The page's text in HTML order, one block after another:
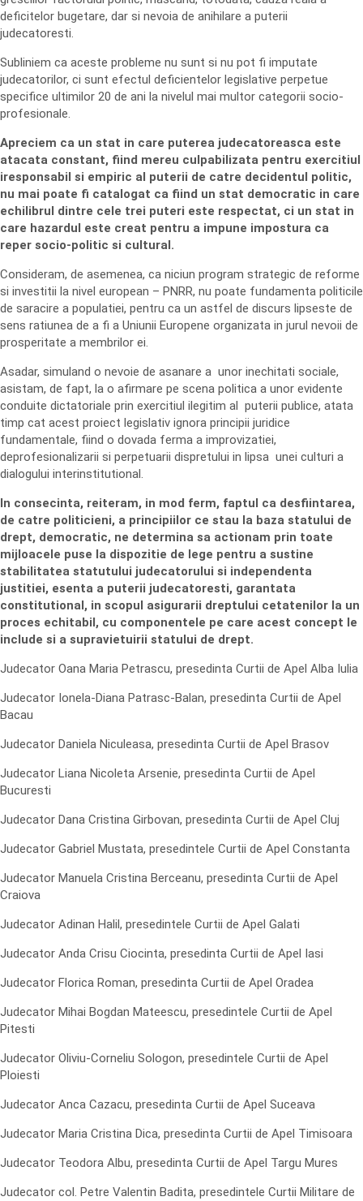
deficitelor bugetare, dar si nevoia de anihilare a puterii
judecatoresti.
Subliniem ca aceste probleme nu sunt si nu pot fi imputate
judecatorilor, ci sunt efectul deficientelor legislative perpetue
specifice ultimilor 20 de ani la nivelul mai multor categorii socio-
profesionale.
Apreciem ca un stat in care puterea judecatoreasca este
atacata constant, fiind mereu culpabilizata pentru exercitiul
iresponsabil si empiric al puterii de catre decidentul politic,
nu mai poate fi catalogat ca fiind un stat democratic in care
echilibrul dintre cele trei puteri este respectat, ci un stat in
care hazardul este creat pentru a impune impostura ca
reper socio-politic si cultural.
Consideram, de asemenea, ca niciun program strategic de reforme
si investitii la nivel european – PNRR, nu poate fundamenta politicile
de saracire a populatiei, pentru ca un astfel de discurs lipseste de
sens ratiunea de a fi a Uniunii Europene organizata in jurul nevoii de
prosperitate a membrilor ei.
Asadar, simuland o nevoie de asanare a unor inechitati sociale,
asistam, de fapt, la o afirmare pe scena politica a unor evidente
conduite dictatoriale prin exercitiul ilegitim al puterii publice, atata
timp cat acest proiect legislativ ignora principii juridice
fundamentale, fiind o dovada ferma a improvizatiei,
deprofesionalizarii si perpetuarii dispretului in lipsa unei culturi a
dialogului interinstitutional.
In consecinta, reiteram, in mod ferm, faptul ca desfiintarea,
de catre politicieni, a principiilor ce stau la baza statului de
drept, democratic, ne determina sa actionam prin toate
mijloacele puse la dispozitie de lege pentru a sustine
stabilitatea statutului judecatorului si independenta
justitiei, esenta a puterii judecatoresti, garantata
constitutional, in scopul asigurarii dreptului cetatenilor la un
proces echitabil, cu componentele pe care acest concept le
include si a supravietuirii statului de drept.
Judecator Oana Maria Petrascu, presedinta Curtii de Apel Alba Iulia
Judecator Ionela-Diana Patrasc-Balan, presedinta Curtii de Apel
Bacau
Judecator Daniela Niculeasa, presedinta Curtii de Apel Brasov
Judecator Liana Nicoleta Arsenie, presedinta Curtii de Apel
Bucuresti
Judecator Dana Cristina Girbovan, presedinta Curtii de Apel Cluj
Judecator Gabriel Mustata, presedintele Curtii de Apel Constanta
Judecator Manuela Cristina Berceanu, presedinta Curtii de Apel
Craiova
Judecator Adinan Halil, presedintele Curtii de Apel Galati
Judecator Anda Crisu Ciocinta, presedinta Curtii de Apel Iasi
Judecator Florica Roman, presedinta Curtii de Apel Oradea
Judecator Mihai Bogdan Mateescu, presedintele Curtii de Apel
Pitesti
Judecator Oliviu-Corneliu Sologon, presedintele Curtii de Apel
Ploiesti
Judecator Anca Cazacu, presedinta Curtii de Apel Suceava
Judecator Maria Cristina Dica, presedinta Curtii de Apel Timisoara
Judecator Teodora Albu, presedinta Curtii de Apel Targu Mures
Judecator col. Petre Valentin Badita, presedintele Curtii Militare de